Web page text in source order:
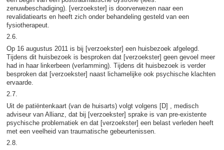
zenuwbeschadiging). [verzoekster] is doorverwezen naar een
revalidatiearts en heeft zich onder behandeling gesteld van een
fysiotherapeut.
2.6.
Op 16 augustus 2011 is bij [verzoekster] een huisbezoek afgelegd.
Tijdens dit huisbezoek is besproken dat [verzoekster] geen gevoel meer
had in haar linkerbeen (verlamming). Tijdens dit huisbezoek is verder
besproken dat [verzoekster] naast lichamelijke ook psychische klachten
ervaarde.
2.7.
Uit de patiëntenkaart (van de huisarts) volgt volgens [D] , medisch
adviseur van Allianz, dat bij [verzoekster] sprake is van pre-existente
psychische problematiek en dat [verzoekster] een belast verleden heeft
met een veelheid van traumatische gebeurtenissen.
2.8.